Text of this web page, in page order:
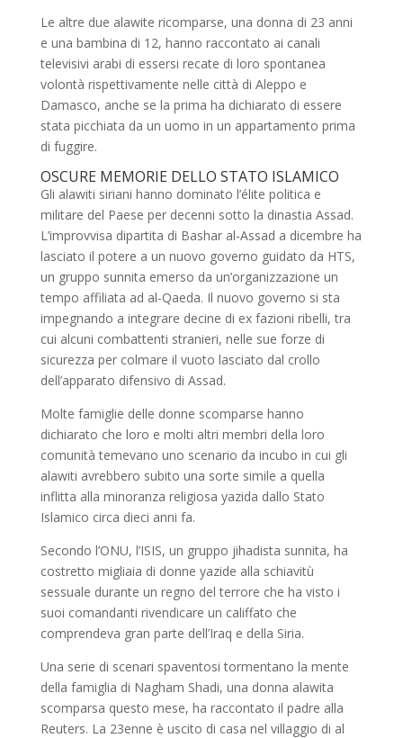
Le altre due alawite ricomparse, una donna di 23 anni
e una bambina di 12, hanno raccontato ai canali
televisivi arabi di essersi recate di loro spontanea
volontà rispettivamente nelle città di Aleppo e
Damasco, anche se la prima ha dichiarato di essere
stata picchiata da un uomo in un appartamento prima
di fuggire.
OSCURE MEMORIE DELLO STATO ISLAMICO
Gli alawiti siriani hanno dominato l’élite politica e
militare del Paese per decenni sotto la dinastia Assad.
L’improvvisa dipartita di Bashar al-Assad a dicembre ha
lasciato il potere a un nuovo governo guidato da HTS,
un gruppo sunnita emerso da un’organizzazione un
tempo affiliata ad al-Qaeda. Il nuovo governo si sta
impegnando a integrare decine di ex fazioni ribelli, tra
cui alcuni combattenti stranieri, nelle sue forze di
sicurezza per colmare il vuoto lasciato dal crollo
dell’apparato difensivo di Assad.
Molte famiglie delle donne scomparse hanno
dichiarato che loro e molti altri membri della loro
comunità temevano uno scenario da incubo in cui gli
alawiti avrebbero subito una sorte simile a quella
inflitta alla minoranza religiosa yazida dallo Stato
Islamico circa dieci anni fa.
Secondo l’ONU, l’ISIS, un gruppo jihadista sunnita, ha
costretto migliaia di donne yazide alla schiavitù
sessuale durante un regno del terrore che ha visto i
suoi comandanti rivendicare un califfato che
comprendeva gran parte dell’Iraq e della Siria.
Una serie di scenari spaventosi tormentano la mente
della famiglia di Nagham Shadi, una donna alawita
scomparsa questo mese, ha raccontato il padre alla
Reuters. La 23enne è uscito di casa nel villaggio di al